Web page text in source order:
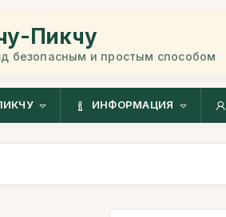
Пикчу
безопасным и простым способом
ИНФОРМАЦИЯ